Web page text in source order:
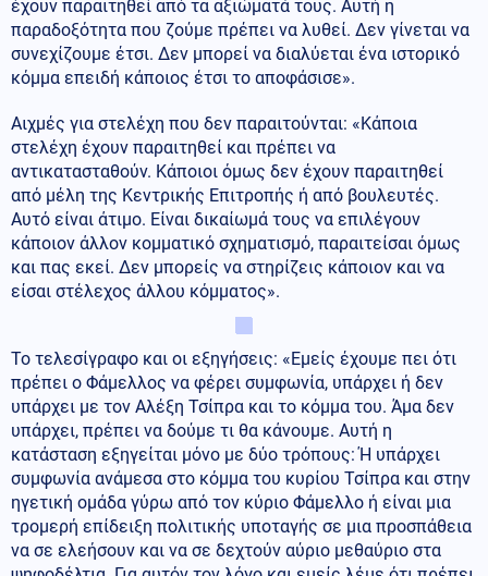
έχουν παραιτηθεί από τα αξιώματά τους. Αυτή η
παραδοξότητα που ζούμε πρέπει να λυθεί. Δεν γίνεται να
συνεχίζουμε έτσι. Δεν μπορεί να διαλύεται ένα ιστορικό
κόμμα επειδή κάποιος έτσι το αποφάσισε».
Αιχμές για στελέχη που δεν παραιτούνται: «Κάποια
στελέχη έχουν παραιτηθεί και πρέπει να
αντικατασταθούν. Κάποιοι όμως δεν έχουν παραιτηθεί
από μέλη της Κεντρικής Επιτροπής ή από βουλευτές.
Αυτό είναι άτιμο. Είναι δικαίωμά τους να επιλέγουν
κάποιον άλλον κομματικό σχηματισμό, παραιτείσαι όμως
και πας εκεί. Δεν μπορείς να στηρίζεις κάποιον και να
είσαι στέλεχος άλλου κόμματος».
Το τελεσίγραφο και οι εξηγήσεις: «Εμείς έχουμε πει ότι
πρέπει ο Φάμελλος να φέρει συμφωνία, υπάρχει ή δεν
υπάρχει με τον Αλέξη Τσίπρα και το κόμμα του. Άμα δεν
υπάρχει, πρέπει να δούμε τι θα κάνουμε. Αυτή η
κατάσταση εξηγείται μόνο με δύο τρόπους: Ή υπάρχει
συμφωνία ανάμεσα στο κόμμα του κυρίου Τσίπρα και στην
ηγετική ομάδα γύρω από τον κύριο Φάμελλο ή είναι μια
τρομερή επίδειξη πολιτικής υποταγής σε μια προσπάθεια
να σε ελεήσουν και να σε δεχτούν αύριο μεθαύριο στα